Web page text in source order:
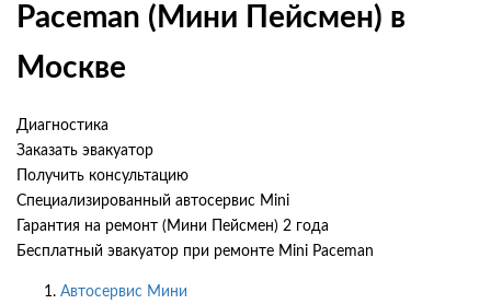
Paceman (Мини Пейсмен) в
Москве
Диагностика
Заказать эвакуатор
Получить консультацию
Специализированный автосервис Mini
Гарантия на ремонт (Мини Пейсмен) 2 года
Бесплатный эвакуатор при ремонте Mini Paceman
Автосервис Мини